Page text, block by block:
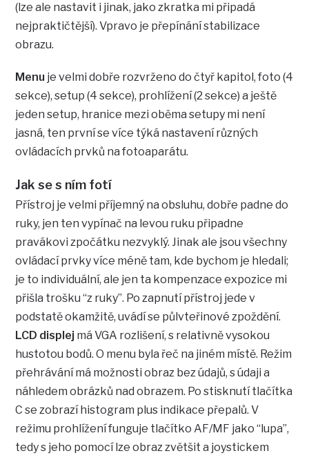
(lze ale nastavit i jinak, jako zkratka mi připadá
nejpraktičtější). Vpravo je přepínání stabilizace
obrazu.
Menu je velmi dobře rozvrženo do čtyř kapitol, foto (4
sekce), setup (4 sekce), prohlížení (2 sekce) a ještě
jeden setup, hranice mezi oběma setupy mi není
jasná, ten první se více týká nastavení různých
ovládacích prvků na fotoaparátu.
Jak se s ním fotí
Přístroj je velmi příjemný na obsluhu, dobře padne do
ruky, jen ten vypínač na levou ruku připadne
pravákovi zpočátku nezvyklý. Jinak ale jsou všechny
ovládací prvky více méně tam, kde bychom je hledali;
je to individuální, ale jen ta kompenzace expozice mi
přišla trošku “z ruky”. Po zapnutí přístroj jede v
podstatě okamžitě, uvádí se půlvteřinové zpoždění.
LCD displej má VGA rozlišení, s relativně vysokou
hustotou bodů. O menu byla řeč na jiném místě. Režim
přehrávání má možnosti obraz bez údajů, s údaji a
náhledem obrázků nad obrazem. Po stisknutí tlačítka
C se zobrazí histogram plus indikace přepalů. V
režimu prohlížení funguje tlačítko AF/MF jako “lupa”,
tedy s jeho pomocí lze obraz zvětšit a joystickem